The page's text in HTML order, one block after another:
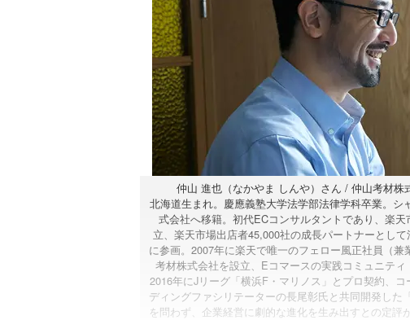
仲山 進也（なかやま しんや）さん / 仲山考材
北海道生まれ。慶應義塾大学法学部法律学科卒業。
式会社へ移籍。初代ECコンサルタントであり、楽
立、楽天市場出店者45,000社の成長パートナーとし
に参画。2007年に楽天で唯一のフェロー風正社員（
考材株式会社を設立、Eコマースの実践コミュニテ
2016年にJリーグ「横浜F・マリノス」とプロ契約、
ディングファシリテーターの長尾彰氏と共同開発し
を問わず、企業経営に劇的な進化を生み出すとの定